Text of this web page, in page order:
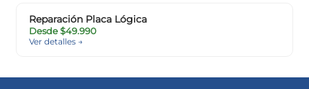
Reparación Placa Lógica
Desde $49.990
Ver detalles →